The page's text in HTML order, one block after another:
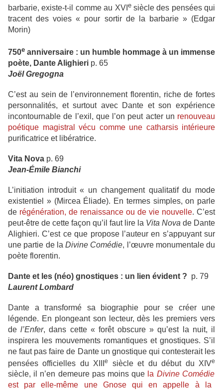
barbarie, existe-t-il comme au XVI e siècle des pensées qui
tracent des voies « pour sortir de la barbarie » (Edgar
Morin)
750e anniversaire : un humble hommage à un immense
poète, Dante Alighieri p. 65
Joël Gregogna
C’est au sein de l’environnement florentin, riche de fortes
personnalités, et surtout avec Dante et son expérience
incontournable de l’exil, que l’on peut acter un renouveau
poétique magistral vécu comme une catharsis intérieure
purificatrice et libératrice.
Vita Nova p. 69
Jean-Émile Bianchi
L’initiation introduit « un changement qualitatif du mode
existentiel » (Mircea Éliade). En termes simples, on parle
de régénération, de renaissance ou de vie nouvelle. C’est
peut-être de cette façon qu’il faut lire la Vita Nova de Dante
Alighieri. C’est ce que propose l’auteur en s’appuyant sur
une partie de la Divine Comédie, l’œuvre monumentale du
poète florentin.
Dante et les (néo) gnostiques : un lien évident ? p. 79
Laurent Lombard
Dante a transformé sa biographie pour se créer une
légende. En plongeant son lecteur, dès les premiers vers
del’Enfer, dans cette « forêt obscure » qu’est la nuit, il
inspirera les mouvements romantiques et gnostiques. S’il
ne faut pas faire de Dante un gnostique qui contesterait les
pensées officielles du XIIIe siècle et du début du XIVe
siècle, il n’en demeure pas moins que la Divine Comédie
est par elle-même une Gnose qui en appelle à la